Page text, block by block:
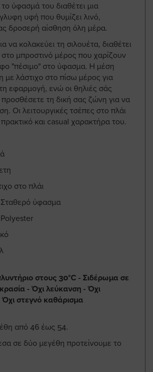
ύφασμά του διαθέτει μια
υφή που θυμίζει λινό,
δροσερή αίσθηση όλη μέρα.
να κολακεύει τη σιλουέτα, διαθέτει
μπροστινό μέρος που χαρίζουν
"πέσιμο" στο ύφασμα. Η μέση
με λάστιχο στο πίσω μέρος για
εφαρμογή, ενώ οι θηλιές σάς
τη δική σας ζώνη για να
Οι λειτουργικές τσέπες στο πλάι
και casual χαρακτήρα του.
στο πλάι
Σταθερό ύφασμα
στους 30°C - Σιδέρωμα σε
- Όχι λεύκανση - Όχι
στεγνό καθάρισμα
από 46 έως 54.
σε δύο μεγέθη προτείνουμε το